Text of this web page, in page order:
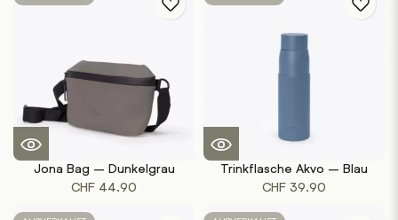
Jona Bag – Dunkelgrau
CHF 44.90
Trinkflasche Akvo – Blau
CHF 39.90